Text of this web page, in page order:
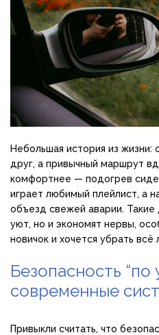
Небольшая история из жизни:
друг, а привычный маршрут
комфортнее — подогрев
играет любимый плейлист, а
объезд свежей аварии. Такие
уют, но и экономят нервы,
новичок и хочется убрать всё
Безопасность “по
современные
Привыкли считать, что